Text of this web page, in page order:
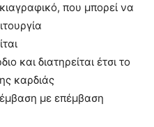
που μπορεί να
και διατηρείται έτσι το
καρδιάς
με επέμβαση